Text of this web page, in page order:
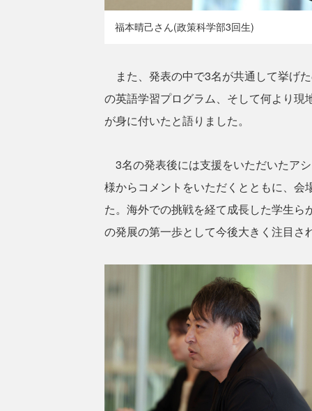
福本晴己さん(政策科学部3回生)
また、発表の中で3名が共通して挙げ
の英語学習プログラム、そして何より
が身に付いたと語りました。
3名の発表後には支援をいただいたア
様からコメントをいただくとともに、
た。海外での挑戦を経て成長した学生
の発展の第一歩として今後大きく注目